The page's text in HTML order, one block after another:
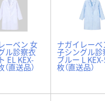
ーベン 女
ル診察衣
EL KEX-
直送品）
ナガイレーベ
子シングル診
ブルー L
枚（直送品）